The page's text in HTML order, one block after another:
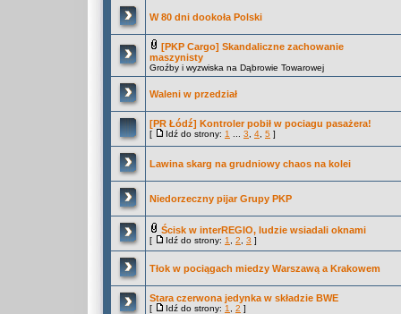
W 80 dni dookoła Polski
[PKP Cargo] Skandaliczne zachowanie
maszynisty
Groźby i wyzwiska na Dąbrowie Towarowej
Waleni w przedział
[PR Łódź] Kontroler pobił w pociagu pasażera!
[ Idź do strony: 1 3 4 5 ]
Lawina skarg na grudniowy chaos na kolei
Niedorzeczny pijar Grupy PKP
Ścisk w interREGIO, ludzie wsiadali oknami
[ Idź do strony: 1 2 3 ]
Tłok w pociągach miedzy Warszawą a Krakowem
Stara czerwona jedynka w składzie BWE
[ Idź do strony: 1 2 ]